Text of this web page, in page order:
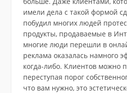
имели дела с такой формой
побудил многих людей
продукты, продаваемые в
многие люди перешли в
реклама оказалась намного
когда-либо. Клиентов можно
переступая порог
что вам нужно, это